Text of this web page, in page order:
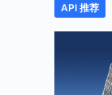
API 推荐